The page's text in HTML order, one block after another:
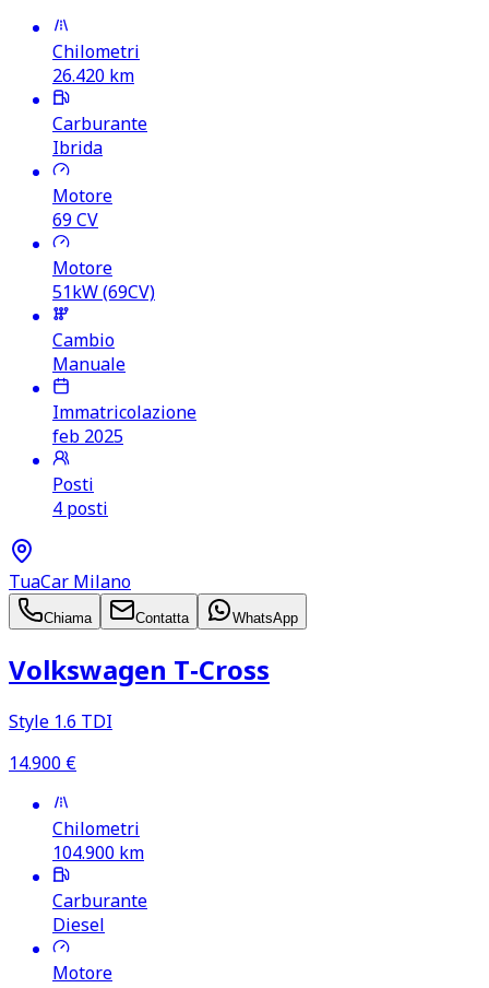
Chilometri
26.420 km
Carburante
Ibrida
Motore
69CV
Motore
51kW (69CV)
Cambio
Manuale
Immatricolazione
feb 2025
Posti
4 posti
TuaCar Milano
Chiama Contatta WhatsApp
Volkswagen T‑Cross
Style 1.6 TDI
14.900 €
Chilometri
104.900 km
Carburante
Diesel
Motore